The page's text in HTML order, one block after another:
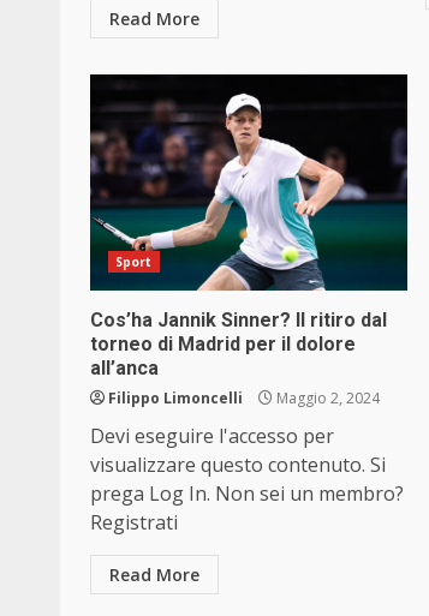
Read More
Sport
Cos’ha Jannik Sinner? Il ritiro dal
torneo di Madrid per il dolore
all’anca
Filippo Limoncelli Maggio 2, 2024
Devi eseguire l'accesso per
visualizzare questo contenuto. Si
prega Log In. Non sei un membro?
Registrati
Read More